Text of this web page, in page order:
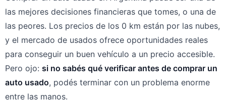
las mejores decisiones financieras que tomes, o una de
las peores. Los precios de los 0 km están por las nubes,
y el mercado de usados ofrece oportunidades reales
para conseguir un buen vehículo a un precio accesible.
Pero ojo: si no sabés qué verificar antes de comprar un
auto usado, podés terminar con un problema enorme
entre las manos.